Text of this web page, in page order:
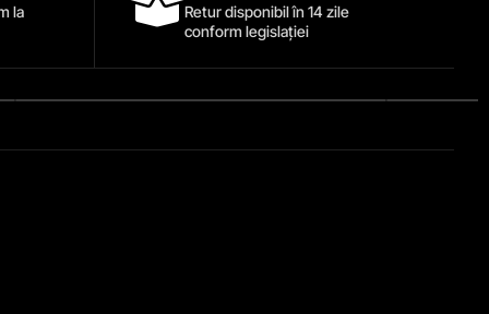
la
Retur disponibil în 14 zile
conform legislației